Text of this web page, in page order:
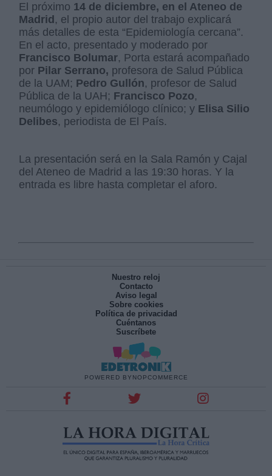
El próximo 14 de diciembre, en el Ateneo de
Madrid , el propio autor del trabajo explicará
más detalles de esta “Epidemiología cercana”.
En el acto, presentado y moderado por
Francisco Bolumar, Porta estará acompañado
por Pilar Serrano, profesora de Salud Pública
de la UAM; Pedro Gullón, profesor de Salud
Pública de la UAH; Francisco Pozo,
neumólogo y epidemiólogo clínico; y Elisa Silio
Delibes, periodista de El País.
La presentación será en la Sala Ramón y Cajal
del Ateneo de Madrid a las 19:30 horas. Y la
entrada es libre hasta completar el aforo.
Nuestro reloj
Contacto
Aviso legal
Sobre cookies
Política de privacidad
Cuéntanos
Suscríbete
POWERED BY NOPCOMMERCE